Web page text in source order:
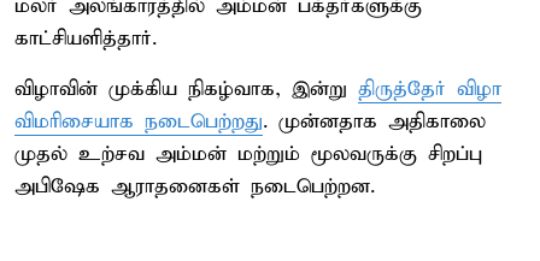
மலர் அலங்காரத்தில் அம்மன் பக்தர்களுக்கு
காட்சியளித்தார்.
விழாவின் முக்கிய நிகழ்வாக, இன்று திருத்தேர் விழா
விமரிசையாக நடைபெற்றது. முன்னதாக அதிகாலை
முதல் உற்சவ அம்மன் மற்றும் மூலவருக்கு சிறப்பு
அபிஷேக ஆராதனைகள் நடைபெற்றன.